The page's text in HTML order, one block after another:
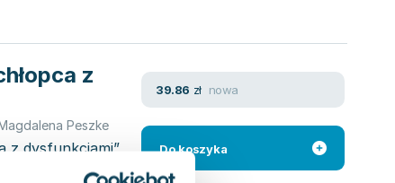
z
Peszke
z dysfunkcjami”
39.86 zł nowa
Do koszyka